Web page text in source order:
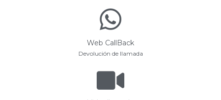
Web CallBack
Devolución de llamada